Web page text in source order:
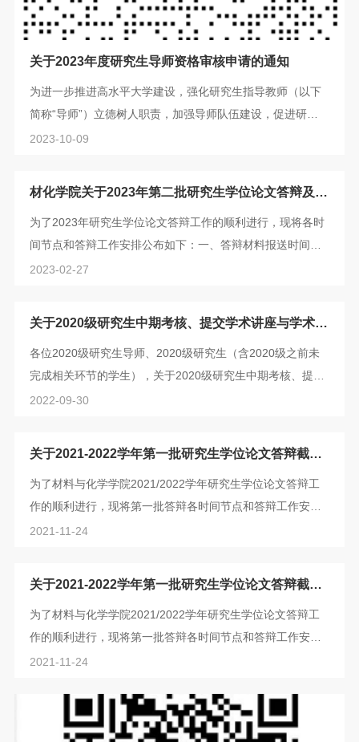
关于2023年度研究生导师资格审核申请的通知
为进一步推进高水平大学建设，强化研究生指导教师（以下
简称“导师”）立德树人职责，加强导师队伍建设，促进研究
生人才培养质量稳步提高，学校决定将每年对导师资格进行
具体申请流程如下：一、申请条件1.已经获得了导师资格的
师。3.满足《上理工材料科学与工程学院研究生指导教师资
格审核办法》（见附件一）申请条件的...
2023-10-09
材化学院关于2023年第二批研究生学位论文答辩及学
位授予相关事项的通知
为了2023年研究生学位论文答辩工作的顺利进行，现将各时
间节点和答辩工作安排公布如下：一、答辩材料报送时间节
点第一批研究生学位论文答辩工作：1、论文提交系统盲审截
辩的同学，填写论文答辩申请信息填报表，具体链接见下
图：2、论文提交系统进行查重申请第一批...
2023-02-27
关于2020级研究生中期考核、提交学术讲座与学术研
讨报告、专业实践报告的通知
各位2020级研究生导师、2020级研究生（含2020级之前未
完成相关环节的学生），关于2020级研究生中期考核、提交
学术讲座与学术研讨报告、专业实践报告的具体通知如下。
18日前在个人研究生教育管理系统中录入中期汇报信息并提
期春季学期）由研究生院培养办把关开放，学院不具备相应
的开放系统的权限，请各位研究生务必在暑...
2022-09-30
关于2021-2022学年第一批研究生学位论文答辩截止
日期的通知
为了材料与化学学院2021/2022学年研究生学位论文答辩工
作的顺利进行，现将第一批答辩各时间节点和答辩工作安排
公布如下：一、答辩材料报送时间节点2021/2022学年第一
间：2021年12月9日11:00；2.答辩材料报送学院教务办截止
请，否则不予批准，重新安排答辩时间。二、学院答辩手续
办理工作安排1、填写第一批论文答辩申请信息填...
2021-11-24
关于2021-2022学年第一批研究生学位论文答辩截止
日期的通知
为了材料与化学学院2021/2022学年研究生学位论文答辩工
作的顺利进行，现将第一批答辩各时间节点和答辩工作安排
公布如下：一、答辩材料报送时间节点2021/2022学年第一
间：2021年12月9日11:00；2.答辩材料报送学院教务办截止
时间：2022年3月2日；3.答辩申请需要5个工作日提出申
2021-11-24